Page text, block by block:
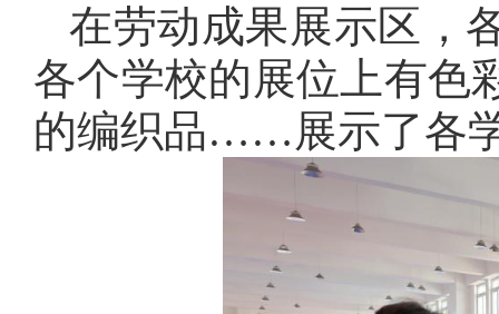
在劳动成果展示区，
各个学校的展位上有色
的编织品……展示了各